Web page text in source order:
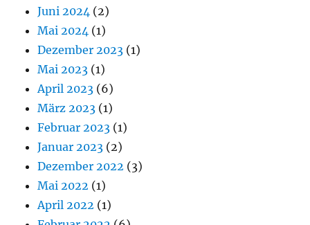
Juni 2024 (2)
Mai 2024 (1)
Dezember 2023 (1)
Mai 2023 (1)
April 2023 (6)
März 2023 (1)
Februar 2023 (1)
Januar 2023 (2)
Dezember 2022 (3)
Mai 2022 (1)
April 2022 (1)